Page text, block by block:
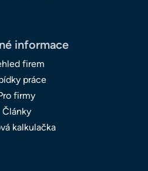
informace
firem
práce
firmy
Články
kalkulačka